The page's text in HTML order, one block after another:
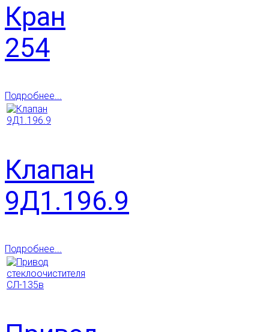
Кран
254
Подробнее...
Клапан
9Д1.196.9
Подробнее...